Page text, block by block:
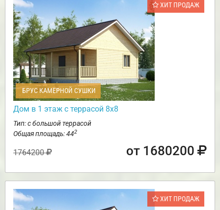
ХИТ ПРОДАЖ
БРУС КАМЕРНОЙ СУШКИ
Дом в 1 этаж с террасой 8х8
Тип: с большой террасой
Общая площадь: 442
1764200 от 1680200
ХИТ ПРОДАЖ